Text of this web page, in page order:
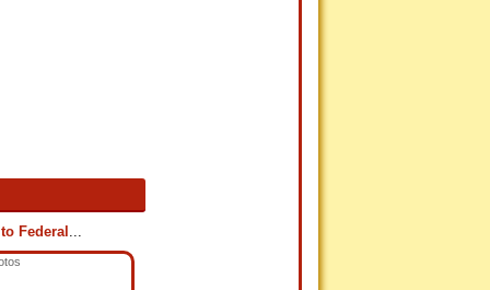
Federal ...